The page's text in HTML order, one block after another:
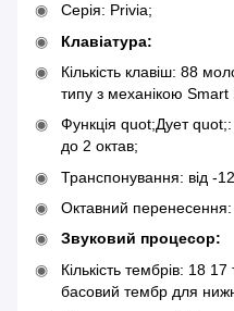
Серія: Privia;
Клавіатура:
Кількість клавіш: 88
типу з механікою
Функція quot;Дует quot;:
до 2 октав;
Транспонування: від -
Октавний перенесення:
Звуковий процесор:
Кількість тембрів: 18 17
басовий тембр для